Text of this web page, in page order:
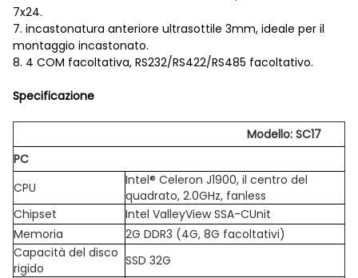
7x24.
7. incastonatura anteriore ultrasottile 3mm, ideale per il
montaggio incastonato.
8. 4 COM facoltativa, RS232/RS422/RS485 facoltativo.
Specificazione
Modello: SC17
PC
CPU
Intel® Celeron J1900, il centro del
quadrato, 2.0GHz, fanless
Chipset
Intel ValleyView SSA-CUnit
Memoria
2G DDR3 (4G, 8G facoltativi)
Capacità del disco
rigido
SSD 32G